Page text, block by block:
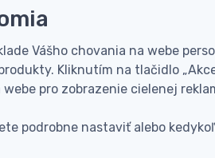
prevodom alebo na dobierku
Vášho chovania na webe
Kliknutím na tlačidlo
pro zobrazenie cielenej
podrobne nastaviť alebo